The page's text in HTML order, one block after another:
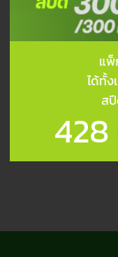
แพ็
ได้ทั้
ส